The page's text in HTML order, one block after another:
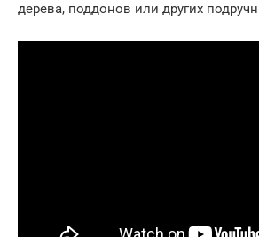
дерева, поддонов или других